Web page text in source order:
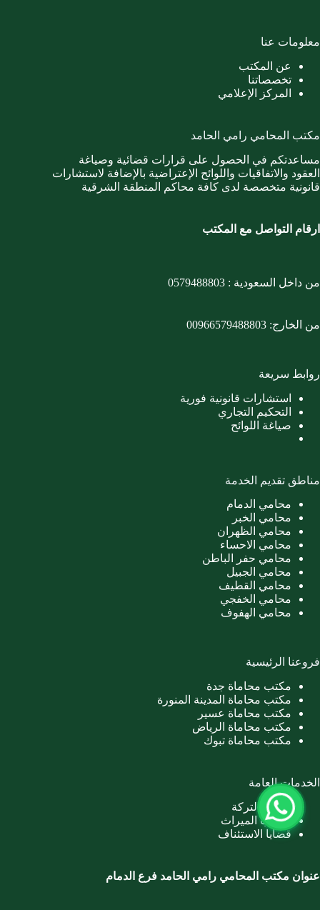
معلومات عنا
عن المكتب
تخصصاتنا
المركز الإعلامي
مكتب المحامي رامي الحامد
مساعدتكم في الحصول على قرارات قضائية وصياغة
العقود والاتفاقيات واللوائح الإعتراضية بالإضافة لاستشارات
قانونية متخصصة لدى كافة محاكم المنطقة الشرقية
ارقام التواصل مع المكتب
من داخل السعودية : 0579488803
من الخارج: 00966579488803
روابط سريعة
استشارات قانونية فورية
التحكيم التجاري
صياغة اللوائح
مناطق تقديم الخدمة
محامي الدمام
محامي الخبر
محامي الظهران
محامي الاحساء
محامي حفر الباطن
محامي الجبيل
محامي القطيف
محامي الخفجي
محامي الهفوف
فروعنا الرئيسية
مكتب محاماة جدة
مكتب محاماة المدينة المنورة
مكتب محاماة عسير
مكتب محاماة الرياض
مكتب محاماة تبوك
الخدمات العامة
تصفية التركة
حساب الميراث
قضايا الاستئناف
عنوان مكتب المحامي رامي الحامد فرع الدمام